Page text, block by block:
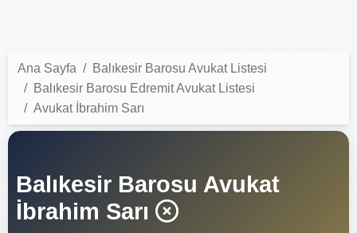
Ana Sayfa
Balıkesir Barosu Avukat Listesi
Balıkesir Barosu Edremit Avukat Listesi
Avukat İbrahim Sarı
Balıkesir Barosu Avukat
İbrahim Sarı